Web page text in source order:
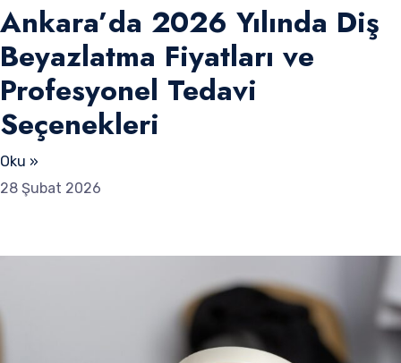
Ankara’da 2026 Yılında Diş
Beyazlatma Fiyatları ve
Profesyonel Tedavi
Seçenekleri
Oku »
28 Şubat 2026